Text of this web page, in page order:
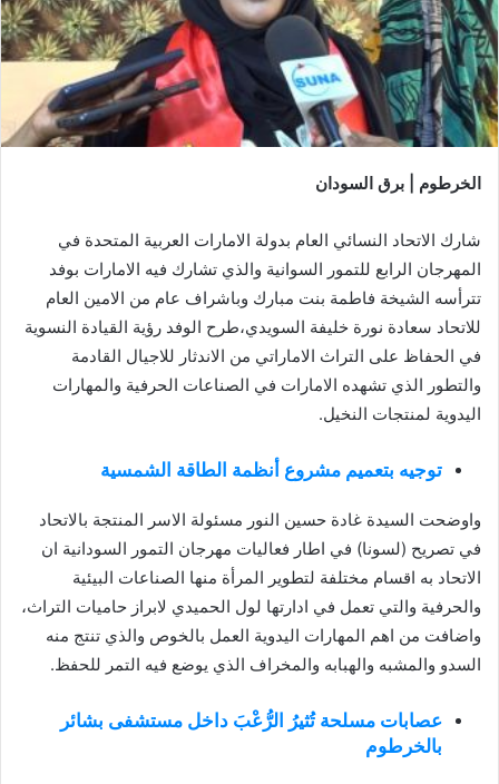
الخرطوم | برق السودان
شارك الاتحاد النسائي العام بدولة الامارات العربية المتحدة في
المهرجان الرابع للتمور السوانية والذي تشارك فيه الامارات بوفد
تترأسه الشيخة فاطمة بنت مبارك وباشراف عام من الامين العام
للاتحاد سعادة نورة خليفة السويدي،طرح الوفد رؤية القيادة النسوية
في الحفاظ على التراث الاماراتي من الاندثار للاجيال القادمة
والتطور الذي تشهده الامارات في الصناعات الحرفية والمهارات
اليدوية لمنتجات النخيل.
توجيه بتعميم مشروع أنظمة الطاقة الشمسية
واوضحت السيدة غادة حسين النور مسئولة الاسر المنتجة بالاتحاد
في تصريح (لسونا) في اطار فعاليات مهرجان التمور السودانية ان
الاتحاد به اقسام مختلفة لتطوير المرأة منها الصناعات البيئية
والحرفية والتي تعمل في ادارتها لول الحميدي لابراز حاميات التراث،
واضافت من اهم المهارات اليدوية العمل بالخوص والذي تنتج منه
السدو والمشبه والهبابه والمخراف الذي يوضع فيه التمر للحفظ.
عصابات مسلحة تُثيرُ الرُّعْبَ داخل مستشفى بشائر
بالخرطوم